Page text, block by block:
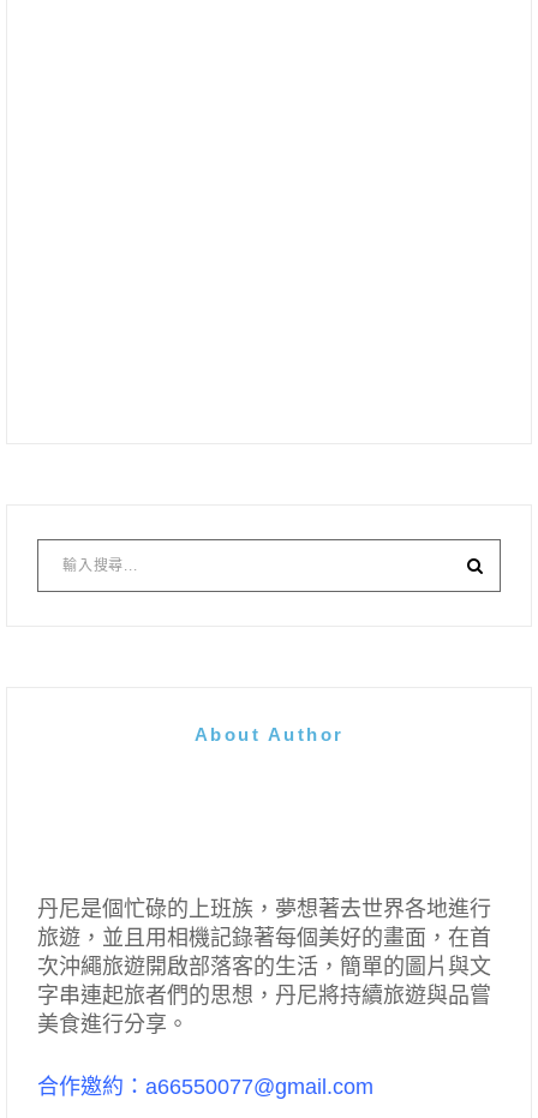
About Author
丹尼是個忙碌的上班族，夢想著去世界各地進行
旅遊，並且用相機記錄著每個美好的畫面，在首
次沖繩旅遊開啟部落客的生活，簡單的圖片與文
字串連起旅者們的思想，丹尼將持續旅遊與品嘗
美食進行分享。
合作邀約：a66550077@gmail.com